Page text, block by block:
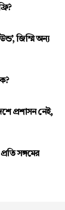
জিম্মি অন্য
প্রশাসন নেই,
সঙ্গমের